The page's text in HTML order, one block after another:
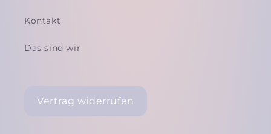
Kontakt
Das sind wir
Vertrag widerrufen